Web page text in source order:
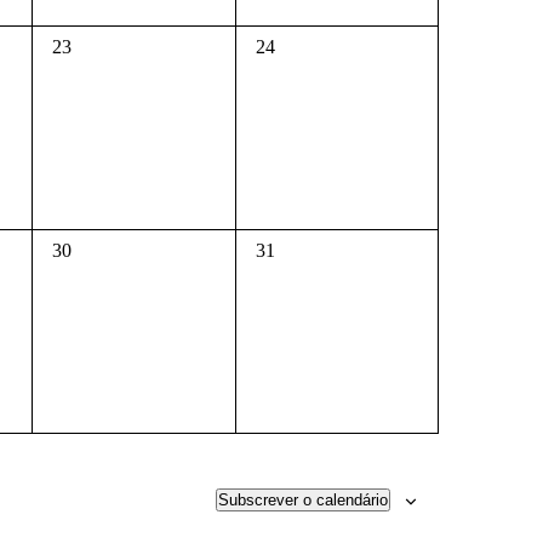
0
23
0
24
0
30
0
31
Subscrever o calendário